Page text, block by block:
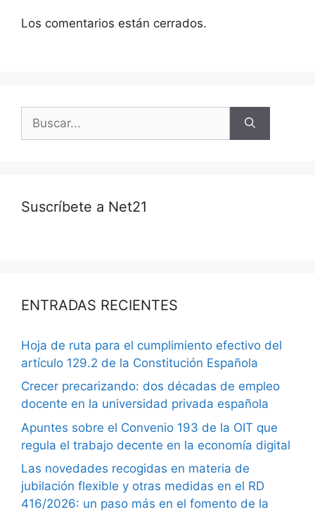
Los comentarios están cerrados.
Suscríbete a Net21
ENTRADAS RECIENTES
Hoja de ruta para el cumplimiento efectivo del
artículo 129.2 de la Constitución Española
Crecer precarizando: dos décadas de empleo
docente en la universidad privada española
Apuntes sobre el Convenio 193 de la OIT que
regula el trabajo decente en la economía digital
Las novedades recogidas en materia de
jubilación flexible y otras medidas en el RD
416/2026: un paso más en el fomento de la